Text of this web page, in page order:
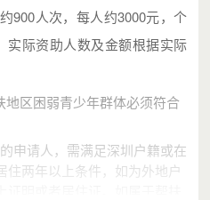
900人次，每人约3000元，个
实际资助人数及金额根据实际
地区困弱青少年群体必须符合
申请人，需满足深圳户籍或在
两年以上条件，如为外地户